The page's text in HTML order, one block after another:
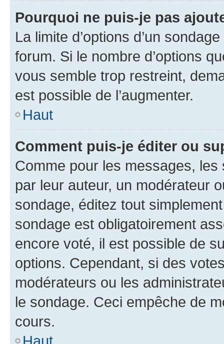
Pourquoi ne puis-je pas
La limite d’options d’un
forum. Si le nombre d’options
vous semble trop restreint,
est possible de l’augmenter.
Haut
Comment puis-je éditer ou
Comme pour les messages,
par leur auteur, un modérateur
sondage, éditez tout
sondage est obligatoirement
encore voté, il est possible de
options. Cependant, si des
modérateurs ou les
le sondage. Ceci empêche de
cours.
Haut